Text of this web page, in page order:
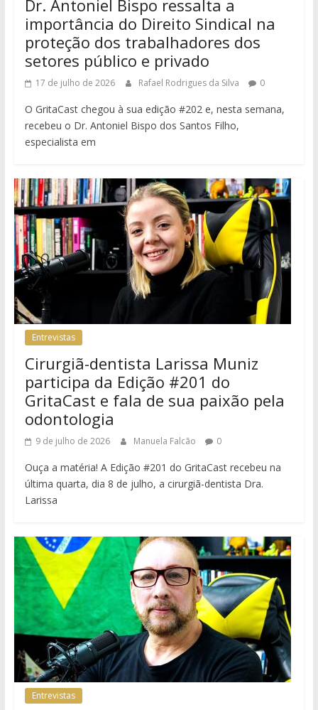
Dr. Antoniel Bispo ressalta a
importância do Direito Sindical na
proteção dos trabalhadores dos
setores público e privado
17 de julho de 2026 Rafael Rodrigues da Silva 0
O GritaCast chegou à sua edição #202 e, nesta semana,
recebeu o Dr. Antoniel Bispo dos Santos Filho,
especialista em
Entrevistas
Cirurgiã-dentista Larissa Muniz
participa da Edição #201 do
GritaCast e fala de sua paixão pela
odontologia
9 de julho de 2026 Manuela Falcão 0
Ouça a matéria! A Edição #201 do GritaCast recebeu na
última quarta, dia 8 de julho, a cirurgiã-dentista Dra.
Larissa
Entrevistas